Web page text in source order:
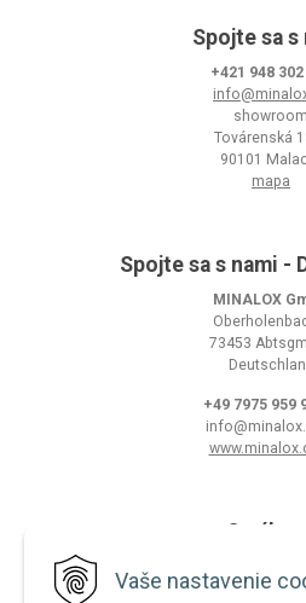
Vaše nastavenie
Spojte sa s
+421 948 302
showroom
Továrenská
90101
mapa
Spojte sa s nami -
MINALOX
73453
+49 7975 959
O nákupe